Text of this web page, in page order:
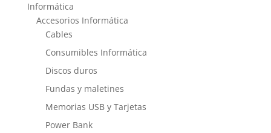
Informática
Accesorios Informática
Cables
Consumibles Informática
Discos duros
Fundas y maletines
Memorias USB y Tarjetas
Power Bank